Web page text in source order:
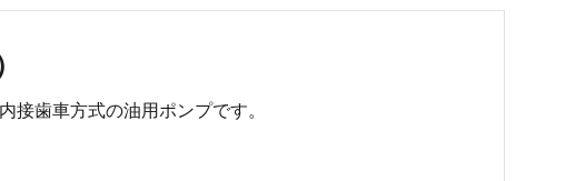
歯車方式の油用ポンプです。